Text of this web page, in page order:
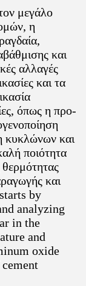
μεγάλο
η
και
αλλαγές
και τα
όπως η προ-
κυκλώνων και
ποιότητα
και
by
analyzing
in the
and
oxide